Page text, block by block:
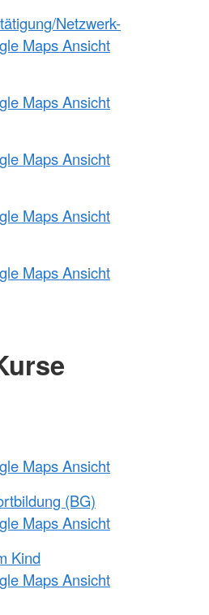
Netzwerk-
Maps Ansicht
Maps Ansicht
Maps Ansicht
Maps Ansicht
Maps Ansicht
Maps Ansicht
(BG)
Maps Ansicht
Kind
Maps Ansicht